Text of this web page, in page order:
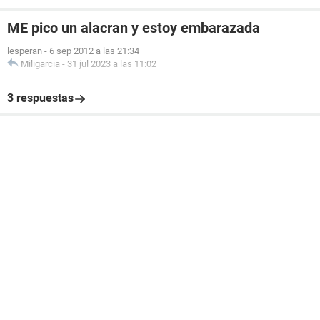
ME pico un alacran y estoy embarazada
lesperan - 6 sep 2012 a las 21:34
Miligarcia - 31 jul 2023 a las 11:02
3 respuestas